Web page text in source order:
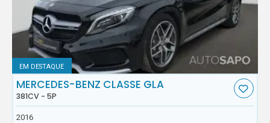
EM DESTAQUE
MERCEDES-BENZ CLASSE GLA
381CV - 5P
2016